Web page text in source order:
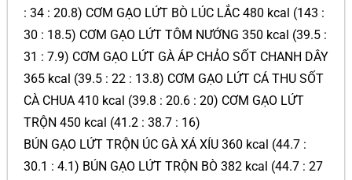
: 34 : 20.8) CƠM GẠO LỨT BÒ LÚC LẮC 480 kcal (143 :
30 : 18.5) CƠM GẠO LỨT TÔM NƯỚNG 350 kcal (39.5 :
31 : 7.9) CƠM GẠO LỨT GÀ ÁP CHẢO SỐT CHANH DÂY
365 kcal (39.5 : 22 : 13.8) CƠM GẠO LỨT CÁ THU SỐT
CÀ CHUA 410 kcal (39.8 : 20.6 : 20) CƠM GẠO LỨT
TRỘN 450 kcal (41.2 : 38.7 : 16)
BÚN GẠO LỨT TRỘN ÚC GÀ XÁ XÍU 360 kcal (44.7 :
30.1 : 4.1) BÚN GẠO LỨT TRỘN BÒ 382 kcal (44.7 : 27